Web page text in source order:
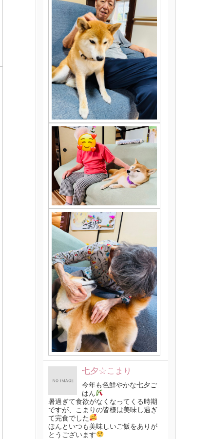
七夕☆こまり
今年も色鮮やかな七夕ご
はん
暑過ぎて食欲がなくなってくる時期
ですが、こまりの皆様は美味し過ぎ
て完食でした
ほんといつも美味しいご飯をありが
とうございます